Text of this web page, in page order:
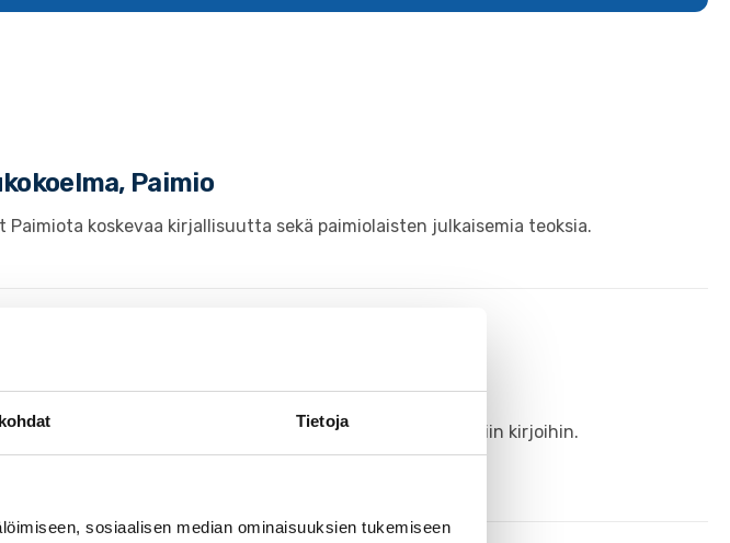
Tietoja
sosiaalisen median ominaisuuksien tukemiseen
Paimio
koskevaa kirjallisuutta sekä paimiolaisten julkaisemia teoksia.
Meiltä löydät lainattavaa lumikengistä sähköisiin kirjoihin.
viikonpäivästä...